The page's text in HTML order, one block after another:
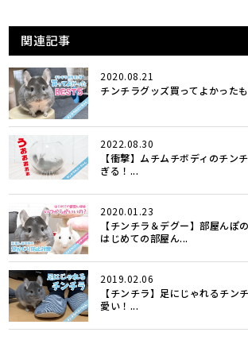
関連記事
2020.08.21
チンチラグッズ買ってよかった
2022.08.30
【衝撃】ムチムチボディのチン
ぎる！...
2020.01.23
【チンチラ＆デグー】部屋んぽ
はじめての部屋ん...
2019.02.06
【チンチラ】足にじゃれるチン
愛い！...